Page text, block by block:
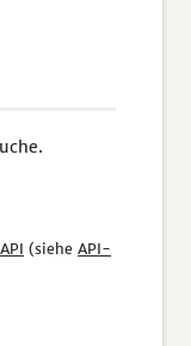
API (siehe API-